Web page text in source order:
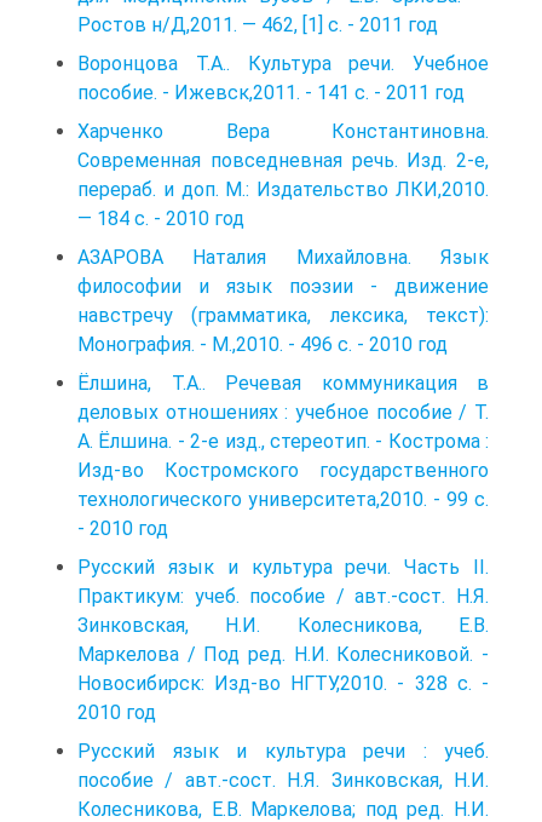
Ростов н/Д,2011. — 462, [1] с. - 2011 год
Воронцова Т.А.. Культура речи. Учебное
пособие. - Ижевск,2011. - 141 с. - 2011 год
Харченко Вера Константиновна.
Современная повседневная речь. Изд. 2-е,
перераб. и доп. М.: Издательство ЛКИ,2010.
— 184 с. - 2010 год
АЗАРОВА Наталия Михайловна. Язык
философии и язык поэзии - движение
навстречу (грамматика, лексика, текст):
Монография. - М.,2010. - 496 с. - 2010 год
Ёлшина, Т.А.. Речевая коммуникация в
деловых отношениях : учебное пособие / Т.
А. Ёлшина. - 2-е изд., стереотип. - Кострома :
Изд-во Костромского государственного
технологического университета,2010. - 99 с.
- 2010 год
Русский язык и культура речи. Часть II.
Практикум: учеб. пособие / авт.-сост. Н.Я.
Зинковская, Н.И. Колесникова, Е.В.
Маркелова / Под ред. Н.И. Колесниковой. -
Новосибирск: Изд-во НГТУ,2010. - 328 с. -
2010 год
Русский язык и культура речи : учеб.
пособие / авт.-сост. Н.Я. Зинковская, Н.И.
Колесникова, Е.В. Маркелова; под ред. Н.И.